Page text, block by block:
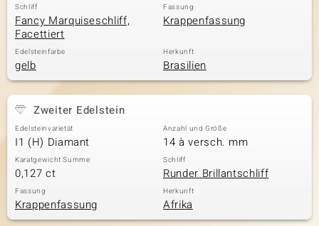
Schliff
Fancy Marquiseschliff,
Facettiert
Fassung
Krappenfassung
Edelsteinfarbe
gelb
Herkunft
Brasilien
Zweiter Edelstein
Edelsteinvarietät
I1 (H) Diamant
Anzahl und Größe
14 à versch. mm
Karatgewicht Summe
0,127 ct
Schliff
Runder Brillantschliff
Fassung
Krappenfassung
Herkunft
Afrika